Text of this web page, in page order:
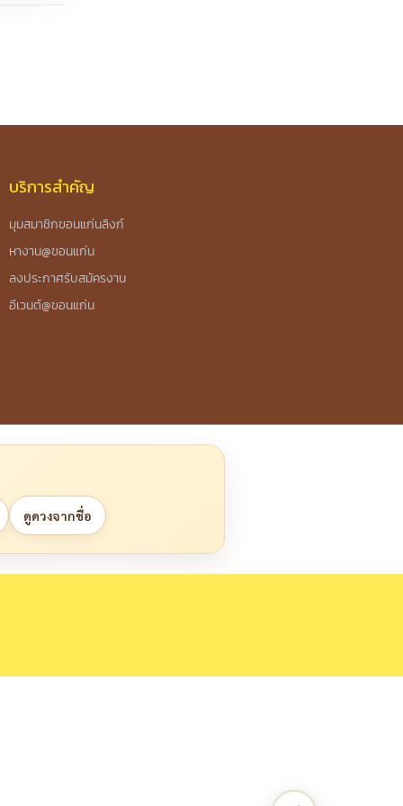
บริการสำคัญ
มุมสมาชิกขอนแก่นลิงก์
หางาน@ขอนแก่น
ลงประกาศรับสมัครงาน
อีเวนต์@ขอนแก่น
ดูดวงจากชื่อ